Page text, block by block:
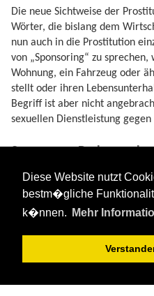
Diese Website nutzt
bestm�gliche
k�nnen.
Mehr
Die neue Sichtweise der
Wörter, die bislang dem
nun auch in die Prostitution
von „Sponsoring“ zu
Wohnung, ein Fahrzeug oder
stellt oder ihren
Begriff ist aber nicht
sexuellen Dienstleistung
Synonyme,
Synonyme: Aushalten,
· Zuletzt geändert:2024/
Falls nicht anders bezeichnet, ist der